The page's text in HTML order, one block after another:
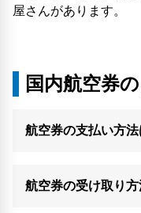
屋さんがあります。
国内航空券
航空券の支払い方
航空券の受け取り